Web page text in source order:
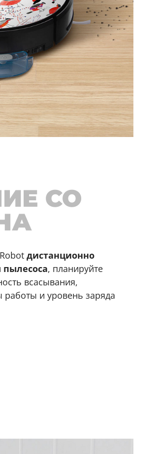
СО
дистанционно
, планируйте
всасывания,
работы и уровень заряда